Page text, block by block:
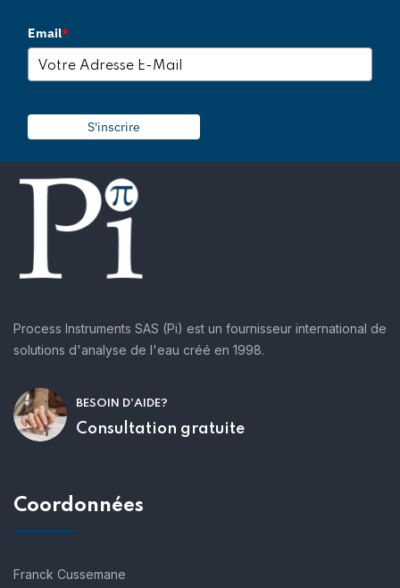
Email*
S'inscrire
Process Instruments SAS (Pi) est un fournisseur international de
solutions d'analyse de l'eau créé en 1998.
BESOIN D'AIDE?
Consultation gratuite
Coordonnées
Franck Cussemane